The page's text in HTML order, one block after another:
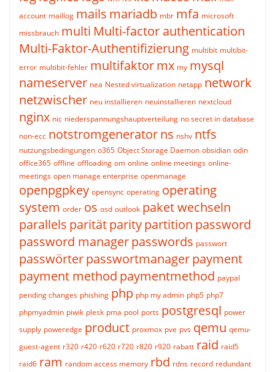
account maillog mails mariadb mbr mfa microsoft
missbrauch multi Multi-factor authentication
Multi-Faktor-Authentifizierung multibit multibit-
error multibit-fehler multifaktormx my mysql
nameserver nea Nested virtualization netapp network
netzwischer neu installieren neuinstallieren nextcloud
nginx nic niederspannungshauptverteilung no secret in database
non-ecc notstromgeneratorns nshv ntfs
nutzungsbedingungen o365 Object Storage Daemon obsidian odin
office365 offline offloading om online online meetings online-
meetings open manage enterprise openmanage
openpgpkey opensync operating operating
system order os osd outlook paket wechseln
parallels paritätparitypartition password
password managerpasswords passwort
passwörterpasswortmanagerpayment
payment method paymentmethod paypal
pending changes phishing php php my admin php5 php7
phpmyadmin piwik plesk pma pool ports postgresql power
supply poweredge product proxmox pve pvs qemu qemu-
guest-agent r320 r420 r620 r720 r820 r920 rabatt raid raid5
raid6 ram random access memory rbd rdns record redundant